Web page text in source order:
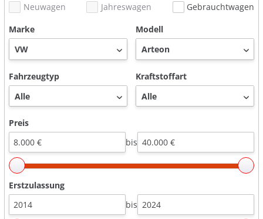
Neuwagen Jahreswagen
Gebrauchtwagen
Marke
Modell
Fahrzeugtyp Kraftstoffart
Preis
bis
Erstzulassung
bis